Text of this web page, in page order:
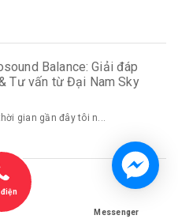
Balance: Giải đáp
Tư vấn từ Đại Nam Sky
gian gần đây tôi n...
Tật Về Beosound A5:
Tế & Những Câu Hỏi
Messenger